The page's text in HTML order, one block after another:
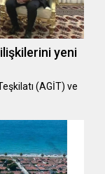
yeni
(AGİT) ve